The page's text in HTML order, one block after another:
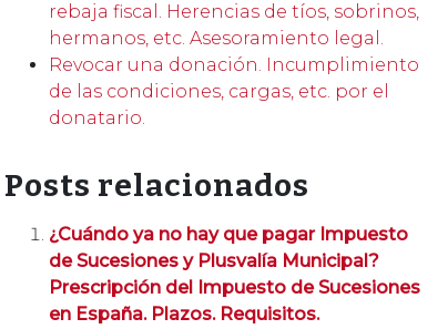
rebaja fiscal. Herencias de tíos, sobrinos,
hermanos, etc. Asesoramiento legal.
Revocar una donación. Incumplimiento
de las condiciones, cargas, etc. por el
donatario.
Posts relacionados
¿Cuándo ya no hay que pagar Impuesto
de Sucesiones y Plusvalía Municipal?
Prescripción del Impuesto de Sucesiones
en España. Plazos. Requisitos.